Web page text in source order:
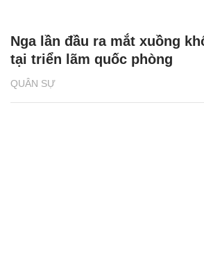
QUÂN SỰ
Nga lần đầu ra mắt xuồng
tại triển lãm quốc phòng